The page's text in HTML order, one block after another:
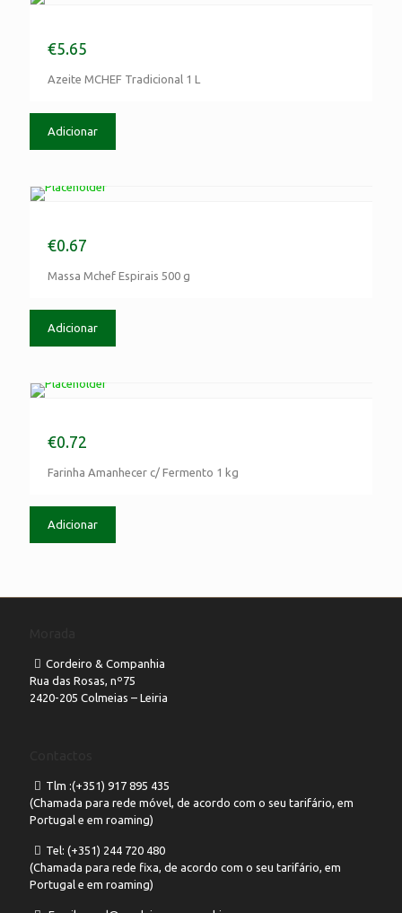
€5.65
Azeite MCHEF Tradicional 1 L
Adicionar
€0.67
Massa Mchef Espirais 500 g
Adicionar
€0.72
Farinha Amanhecer c/ Fermento 1 kg
Adicionar
Cordeiro & Companhia
Rua das Rosas, nº75
2420-205 Colmeias – Leiria
Tlm :(+351) 917 895 435
(Chamada para rede móvel, de acordo com o seu tarifário, em
Portugal e em roaming)
Tel: (+351) 244 720 480
(Chamada para rede fixa, de acordo com o seu tarifário, em
Portugal e em roaming)